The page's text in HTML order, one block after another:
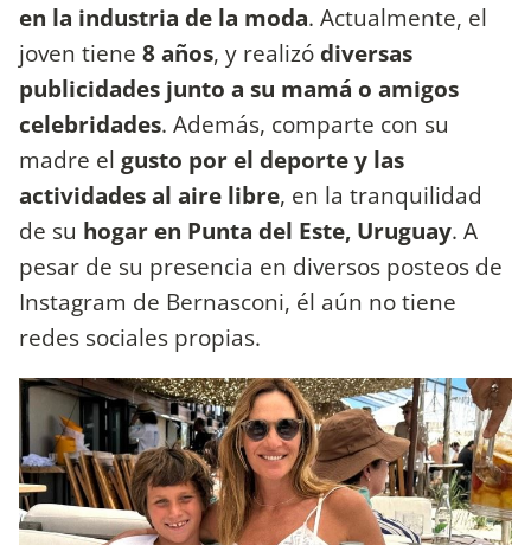
en la industria de la moda. Actualmente, el
joven tiene 8 años, y realizódiversas
publicidades junto a su mamá o amigos
celebridades. Además, comparte con su
madre el gusto por el deporte y las
actividades al aire libre, en la tranquilidad
de su hogar en Punta del Este, Uruguay. A
pesar de su presencia en diversos posteos de
Instagram de Bernasconi, él aún no tiene
redes sociales propias.